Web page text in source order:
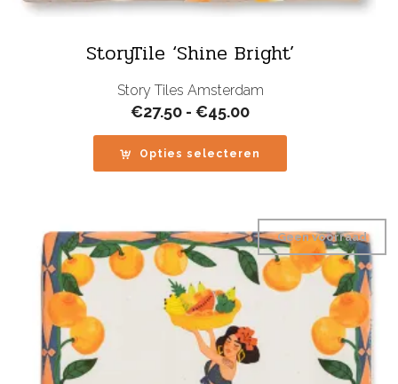
StoryTile ‘Shine Bright’
Story Tiles Amsterdam
€27.50 - €45.00Prijsklasse:
tot
€45.00
Opties selecteren
Geen voorraad